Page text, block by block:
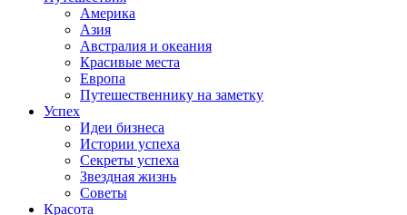
Америка
Азия
Австралия и океания
Красивые места
Европа
Путешественнику на заметку
Успех
Идеи бизнеса
Истории успеха
Секреты успеха
Звездная жизнь
Советы
Красота